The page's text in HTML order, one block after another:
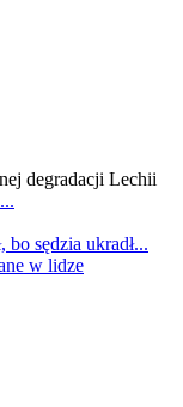
degradacji Lechii
bo sędzia ukradł...
w lidze